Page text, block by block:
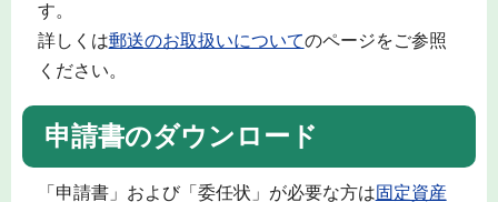
す。
詳しくは郵送のお取扱いについてのページをご参照
ください。
申請書のダウンロード
「申請書」および「委任状」が必要な方は固定資産